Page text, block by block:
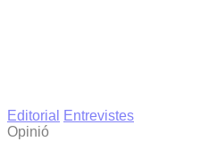
Editorial
Entrevistes
Opinió